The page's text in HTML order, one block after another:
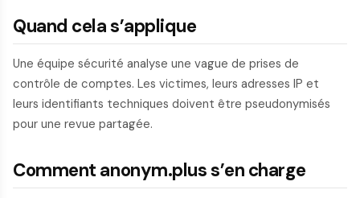
Quand cela s’applique
Une équipe sécurité analyse une vague de prises de
contrôle de comptes. Les victimes, leurs adresses IP et
leurs identifiants techniques doivent être pseudonymisés
pour une revue partagée.
Comment anonym.plus s’en charge